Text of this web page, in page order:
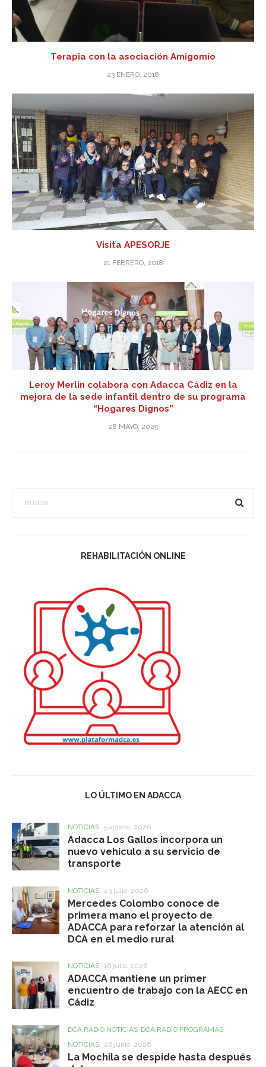
Terapia con la asociación Amigomío
23 ENERO, 2018
Visita APESORJE
21 FEBRERO, 2018
Leroy Merlin colabora con Adacca Cádiz en la
mejora de la sede infantil dentro de su programa
“Hogares Dignos”
28 MAYO, 2025
REHABILITACIÓN ONLINE
LO ÚLTIMO EN ADACCA
NOTICIAS 5 agosto, 2026
Adacca Los Gallos incorpora un
nuevo vehículo a su servicio de
transporte
NOTICIAS 23 julio, 2026
Mercedes Colombo conoce de
primera mano el proyecto de
ADACCA para reforzar la atención al
DCA en el medio rural
NOTICIAS 16 julio, 2026
ADACCA mantiene un primer
encuentro de trabajo con la AECC en
Cádiz
DCA RADIO NOTICIAS DCA RADIO PROGRAMAS
NOTICIAS
26 junio, 2026
La Mochila se despide hasta después